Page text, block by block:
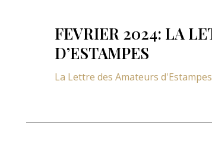
FEVRIER 2024: LA
D’ESTAMPES
La Lettre des Amateurs d'Estampes